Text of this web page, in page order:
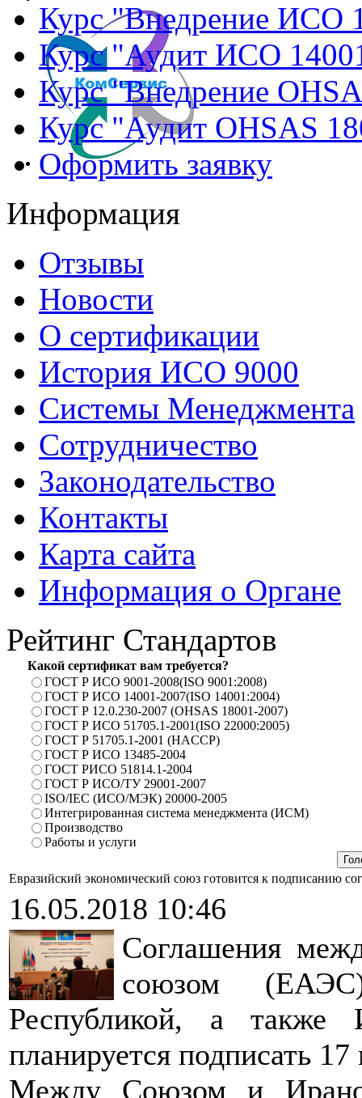
Курс "Внедрение ИСО
Курс "Аудит ИСО
Курс "Внедрение
Курс "Аудит OHSAS
Оформить заявку
Информация
Отзывы
Новости
О сертификации
История ИСО 9000
Системы Менеджмента
Сотрудничество
Законодательство
Контакты
Карта сайта
Информация о Органе
Рейтинг Стандартов
Какой сертификат вам требуется?
ГОСТ Р ИСО 9001-2008(ISO 9001:2008)
ГОСТ Р ИСО 14001-2007(ISO 14001:2004)
ГОСТ Р 12.0.230-2007 (OHSAS 18001-2007)
ГОСТ Р ИСО 51705.1-2001(ISO 22000:2005)
ГОСТ Р 51705.1-2001 (HACCP)
ГОСТ Р ИСО 13485-2004
ГОСТ РИСО 51814.1-2004
ГОСТ Р ИСО/ТУ 29001-2007
ISO/IEC (ИСО/МЭК) 20000-2005
Интегрированная система менеджмента (ИСМ)
Производство
Работы и услуги
Евразийский экономический союз готовится к подписанию
16.05.2018 10:46
Соглашения
союзом
Республикой, а также
планируется подписать
Между Союзом и